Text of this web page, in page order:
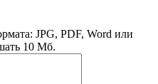
JPG, PDF, Word или
10 Мб.